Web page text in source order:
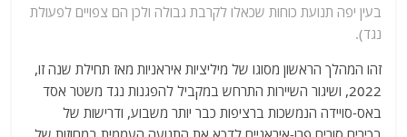
בעין יפה תנועת כוחות שכאלו לקרבת גבולה ולכן הם צפויים לפעולת
נגד).
זהו המהלך הראשון מסוגו של מיליציות איראניות מאז תחילת שנה זו,
2022, ושיגור השיירות התרחש במקביל להפגנות נגד משטר אסד
באס-סויידה הנמשכות ברציפות כבר יותר משבוע, ודרישות של